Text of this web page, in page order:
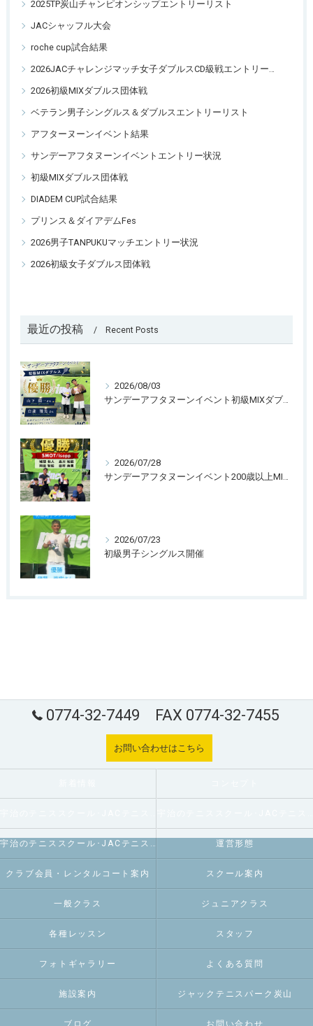
2025TP炭山チャンピオンシップエントリーリスト
JACシャッフル大会
roche cup試合結果
2026JACチャレンジマッチ女子ダブルスCD級戦エントリーリスト
2026初級MIXダブルス団体戦
ベテラン男子シングルス＆ダブルスエントリーリスト
アフターヌーンイベント結果
サンデーアフタヌーンイベントエントリー状況
初級MIXダブルス団体戦
DIADEM CUP試合結果
プリンス＆ダイアデムFes
2026男子TANPUKUマッチエントリー状況
2026初級女子ダブルス団体戦
最近の投稿 Recent Posts
2026/08/03
サンデーアフタヌーンイベント初級MIXダブルス開催
2026/07/28
2026/07/23
初級男子シングルス開催
0774-32-7449 FAX 0774-32-7455
お問い合わせはこちら
宇治のテニススクール･JACテニスパーク炭山のお客様の声 運営形態
クラブ会員・レンタルコート案内 スクール案内
一般クラス ジュニアクラス
各種レッスン スタッフ
フォトギャラリー よくある質問
施設案内 ジャックテニスパーク炭山
ブログ お問い合わせ